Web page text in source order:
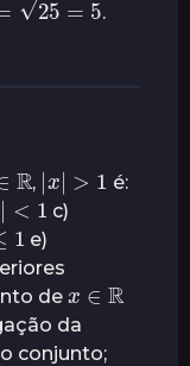
.
R
,
x
é:
<1
c)
e)
de
R
da
conjunto;